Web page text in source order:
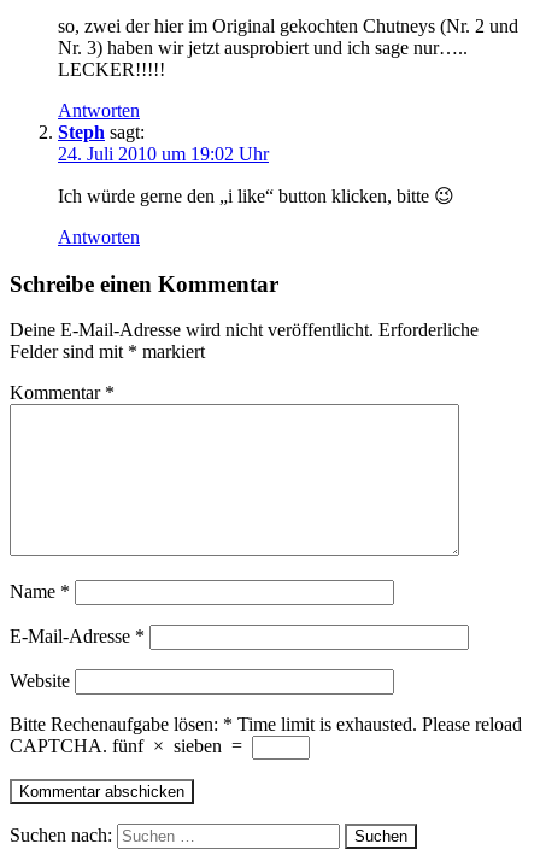
so, zwei der hier im Original gekochten Chutneys (Nr. 2 und
Nr. 3) haben wir jetzt ausprobiert und ich sage nur…..
LECKER!!!!!
Antworten
Steph sagt:
24. Juli 2010 um 19:02 Uhr
Ich würde gerne den „i like“ button klicken, bitte 😉
Antworten
Schreibe einen Kommentar
Deine E-Mail-Adresse wird nicht veröffentlicht. Erforderliche
Felder sind mit * markiert
Kommentar *
Name *
E-Mail-Adresse *
Website
Bitte Rechenaufgabe lösen: * Time limit is exhausted. Please reload
CAPTCHA. fünf × sieben =
Suchen nach: